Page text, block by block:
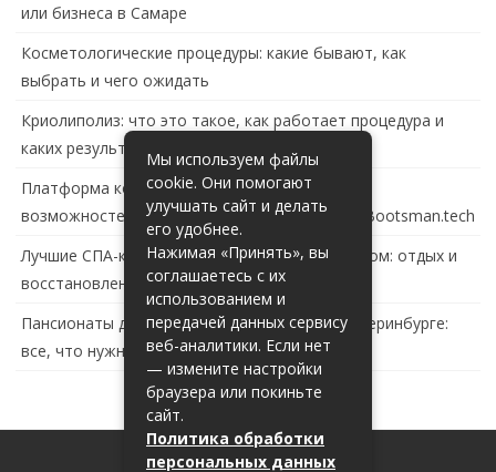
или бизнеса в Самаре
Косметологические процедуры: какие бывают, как
выбрать и чего ожидать
Криолиполиз: что это такое, как работает процедура и
каких результатов ждать
Платформа контейнеризации в России: обзор
возможностей и перспектив развития сайта Bootsman.tech
Лучшие СПА-комплексы в Тольятти с бассейном: отдых и
восстановление за городом
Пансионаты для пожилых с деменцией в Екатеринбурге:
все, что нужно знать
Мы используем файлы
cookie. Они помогают
улучшать сайт и делать
его удобнее.
Нажимая «Принять», вы
соглашаетесь с их
использованием и
передачей данных сервису
веб-аналитики. Если нет
— измените настройки
браузера или покиньте
сайт.
Политика обработки
персональных данных